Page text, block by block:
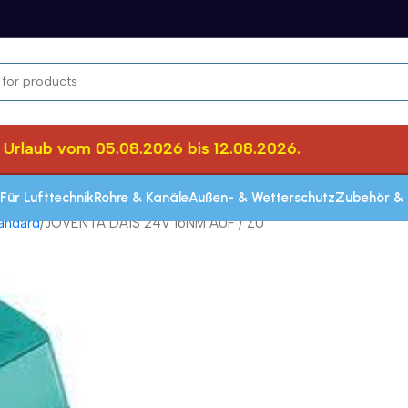
vom 05.08.2026 bis 12.08.2026.
LufttechnikRohre & KanäleAußen- & WetterschutzZubehör &
JOVENTA DA1S 24V 16NM AUF / ZU